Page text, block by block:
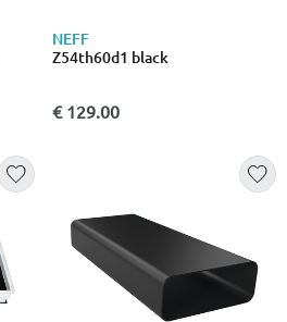
NEFF
Z54th60d1 black
€ 129.00